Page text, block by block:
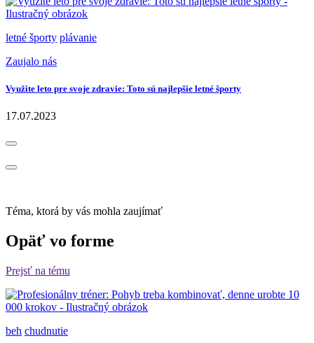
letné športy plávanie
Zaujalo nás
Využite leto pre svoje zdravie: Toto sú najlepšie letné športy
17.07.2023
Téma, ktorá by vás mohla zaujímať
Opäť vo forme
Prejsť na tému
beh chudnutie